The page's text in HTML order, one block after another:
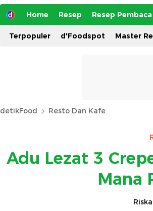
Home Resep Resep Pembaca
Terpopuler d'Foodspot Master
detikFood Resto Dan Kafe
Adu Lezat 3
Mana